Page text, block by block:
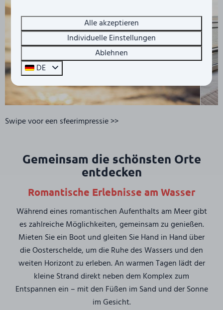
Swipe voor een sfeerimpressie >>
Gemeinsam die schönsten Orte
entdecken
Romantische Erlebnisse am Wasser
Während eines romantischen Aufenthalts am Meer gibt
es zahlreiche Möglichkeiten, gemeinsam zu genießen.
Mieten Sie ein Boot und gleiten Sie Hand in Hand über
die Oosterschelde, um die Ruhe des Wassers und den
weiten Horizont zu erleben. An warmen Tagen lädt der
kleine Strand direkt neben dem Komplex zum
Entspannen ein – mit den Füßen im Sand und der Sonne
im Gesicht.
Alle akzeptieren
Individuelle Einstellungen
Ablehnen
DE